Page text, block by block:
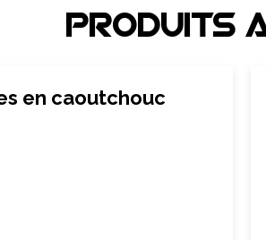
Produits
en caoutchouc